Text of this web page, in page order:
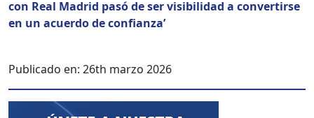
con Real Madrid pasó de ser vis­i­bil­i­dad a con­ver­tirse
en un acuer­do de con­fi­an­za’
Publicado en: 26th marzo 2026